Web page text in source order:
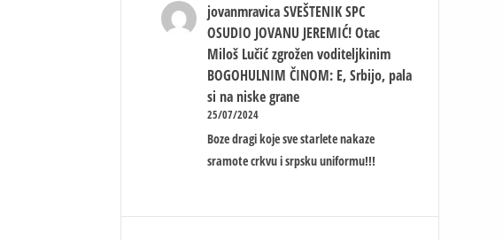
jovanmravica SVEŠTENIK SPC
OSUDIO JOVANU JEREMIĆ! Otac
Miloš Lučić zgrožen voditeljkinim
BOGOHULNIM ČINOM: E, Srbijo, pala
si na niske grane
25/07/2024
Boze dragi koje sve starlete nakaze
sramote crkvu i srpsku uniformu!!!